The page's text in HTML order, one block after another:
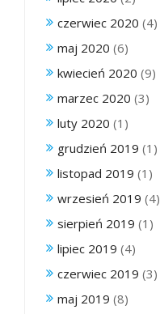
czerwiec 2020 (4)
maj 2020 (6)
kwiecień 2020 (9)
marzec 2020 (3)
luty 2020 (1)
grudzień 2019 (1)
listopad 2019 (1)
wrzesień 2019 (4)
sierpień 2019 (1)
lipiec 2019 (4)
czerwiec 2019 (3)
maj 2019 (8)